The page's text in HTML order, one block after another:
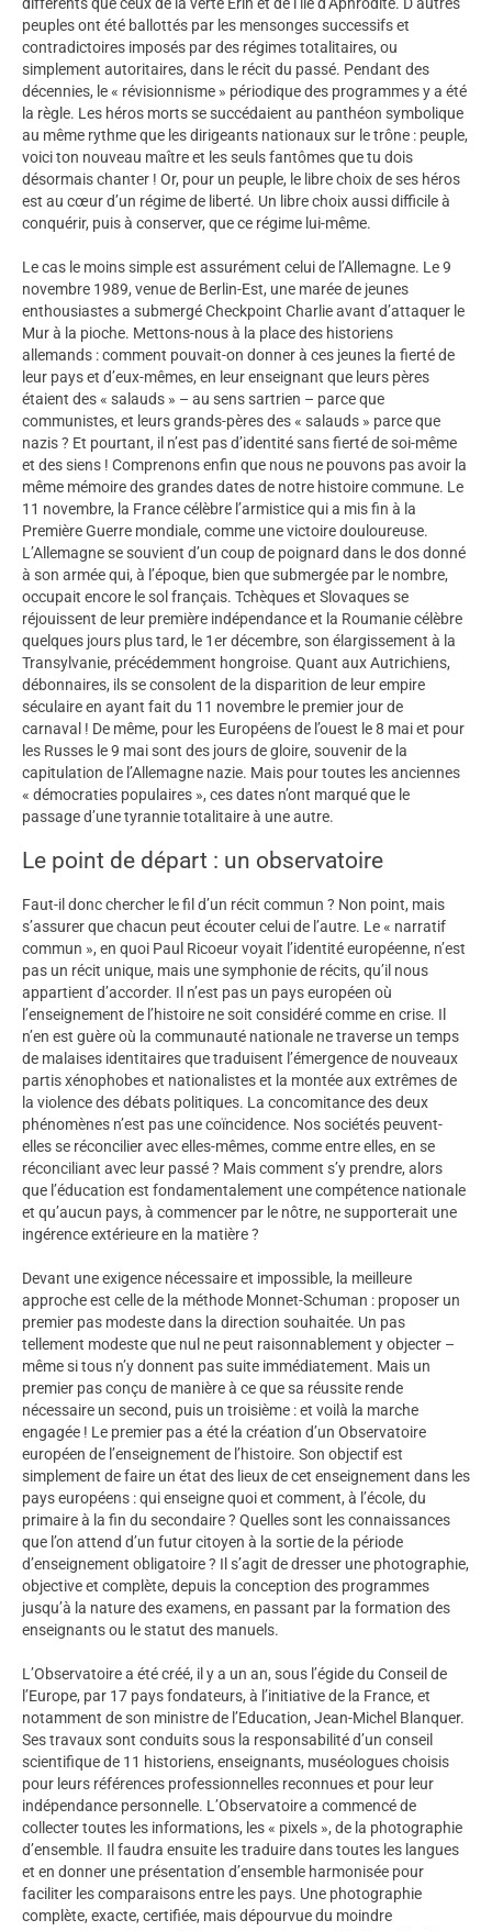
peuples ont été ballottés par les mensonges successifs et
contradictoires imposés par des régimes totalitaires, ou
simplement autoritaires, dans le récit du passé. Pendant des
décennies, le « révisionnisme » périodique des programmes y a été
la règle. Les héros morts se succédaient au panthéon symbolique
au même rythme que les dirigeants nationaux sur le trône : peuple,
voici ton nouveau maître et les seuls fantômes que tu dois
désormais chanter ! Or, pour un peuple, le libre choix de ses héros
est au cœur d’un régime de liberté. Un libre choix aussi difficile à
conquérir, puis à conserver, que ce régime lui-même.
Le cas le moins simple est assurément celui de l’Allemagne. Le 9
novembre 1989, venue de Berlin-Est, une marée de jeunes
enthousiastes a submergé Checkpoint Charlie avant d’attaquer le
Mur à la pioche. Mettons-nous à la place des historiens
allemands : comment pouvait-on donner à ces jeunes la fierté de
leur pays et d’eux-mêmes, en leur enseignant que leurs pères
étaient des « salauds » – au sens sartrien – parce que
communistes, et leurs grands-pères des « salauds » parce que
nazis ? Et pourtant, il n’est pas d’identité sans fierté de soi-même
et des siens ! Comprenons enfin que nous ne pouvons pas avoir la
même mémoire des grandes dates de notre histoire commune. Le
11 novembre, la France célèbre l’armistice qui a mis fin à la
Première Guerre mondiale, comme une victoire douloureuse.
L’Allemagne se souvient d’un coup de poignard dans le dos donné
à son armée qui, à l’époque, bien que submergée par le nombre,
occupait encore le sol français. Tchèques et Slovaques se
réjouissent de leur première indépendance et la Roumanie célèbre
quelques jours plus tard, le 1er décembre, son élargissement à la
Transylvanie, précédemment hongroise. Quant aux Autrichiens,
débonnaires, ils se consolent de la disparition de leur empire
séculaire en ayant fait du 11 novembre le premier jour de
carnaval ! De même, pour les Européens de l’ouest le 8 mai et pour
les Russes le 9 mai sont des jours de gloire, souvenir de la
capitulation de l’Allemagne nazie. Mais pour toutes les anciennes
« démocraties populaires », ces dates n’ont marqué que le
passage d’une tyrannie totalitaire à une autre.
Le point de départ : un observatoire
Faut-il donc chercher le fil d’un récit commun ? Non point, mais
s’assurer que chacun peut écouter celui de l’autre. Le « narratif
commun », en quoi Paul Ricoeur voyait l’identité européenne, n’est
pas un récit unique, mais une symphonie de récits, qu’il nous
appartient d’accorder. Il n’est pas un pays européen où
l’enseignement de l’histoire ne soit considéré comme en crise. Il
n’en est guère où la communauté nationale ne traverse un temps
de malaises identitaires que traduisent l’émergence de nouveaux
partis xénophobes et nationalistes et la montée aux extrêmes de
la violence des débats politiques. La concomitance des deux
phénomènes n’est pas une coïncidence. Nos sociétés peuvent-
elles se réconcilier avec elles-mêmes, comme entre elles, en se
réconciliant avec leur passé ? Mais comment s’y prendre, alors
que l’éducation est fondamentalement une compétence nationale
et qu’aucun pays, à commencer par le nôtre, ne supporterait une
ingérence extérieure en la matière ?
Devant une exigence nécessaire et impossible, la meilleure
approche est celle de la méthode Monnet-Schuman : proposer un
premier pas modeste dans la direction souhaitée. Un pas
tellement modeste que nul ne peut raisonnablement y objecter –
même si tous n’y donnent pas suite immédiatement. Mais un
premier pas conçu de manière à ce que sa réussite rende
nécessaire un second, puis un troisième : et voilà la marche
engagée ! Le premier pas a été la création d’un Observatoire
européen de l’enseignement de l’histoire. Son objectif est
simplement de faire un état des lieux de cet enseignement dans les
pays européens : qui enseigne quoi et comment, à l’école, du
primaire à la fin du secondaire ? Quelles sont les connaissances
que l’on attend d’un futur citoyen à la sortie de la période
d’enseignement obligatoire ? Il s’agit de dresser une photographie,
objective et complète, depuis la conception des programmes
jusqu’à la nature des examens, en passant par la formation des
enseignants ou le statut des manuels.
L’Observatoire a été créé, il y a un an, sous l’égide du Conseil de
l’Europe, par 17 pays fondateurs, à l’initiative de la France, et
notamment de son ministre de l’Education, Jean-Michel Blanquer.
Ses travaux sont conduits sous la responsabilité d’un conseil
scientifique de 11 historiens, enseignants, muséologues choisis
pour leurs références professionnelles reconnues et pour leur
indépendance personnelle. L’Observatoire a commencé de
collecter toutes les informations, les « pixels », de la photographie
d’ensemble. Il faudra ensuite les traduire dans toutes les langues
et en donner une présentation d’ensemble harmonisée pour
faciliter les comparaisons entre les pays. Une photographie
complète, exacte, certifiée, mais dépourvue du moindre